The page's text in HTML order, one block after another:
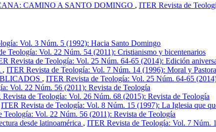
CAMINO A SANTO DOMINGO , ITER Revista de
Vol. 3 Núm. 5 (1992): Hacia Santo Domingo
Teología: Vol. 22 Núm. 54 (2011): Cristianismo y bicentenarios
Revista de Teología: Vol. 25 Núm. 64-65 (2014): Edición
, ITER Revista de Teología: Vol. 7 Núm. 14 (1996): Moral y
, ITER Revista de Teología: Vol. 25 Núm. 64-65
Vol. 22 Núm. 56 (2011): Revista de Teología
de Teología: Vol. 26 Núm. 68 (2015): Revista de Teología
ITER Revista de Teología: Vol. 8 Núm. 15 (1997): La Iglesia que
Teología: Vol. 22 Núm. 56 (2011): Revista de Teología
desde latinoamérica , ITER Revista de Teología: Vol. 7 Núm.